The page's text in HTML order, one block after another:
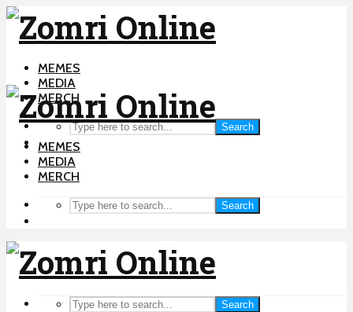
MEMES
MEDIA
MERCH
Search
MEMES
MEDIA
MERCH
Search
Search